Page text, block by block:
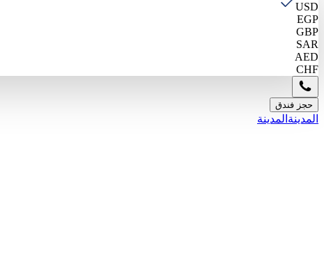
USD
EGP
GBP
SAR
AED
CHF
حجز فندق
المدينة المدينة